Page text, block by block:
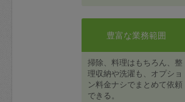
豊富な業務範囲
掃除、料理はもちろん、整
理収納や洗濯も、オプショ
ン料金ナシでまとめて依頼
できる。